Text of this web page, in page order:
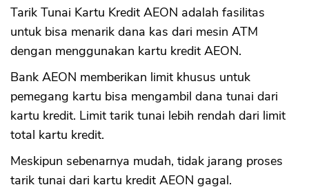
Tarik Tunai Kartu Kredit AEON adalah fasilitas
untuk bisa menarik dana kas dari mesin ATM
dengan menggunakan kartu kredit AEON.
Bank AEON memberikan limit khusus untuk
pemegang kartu bisa mengambil dana tunai dari
kartu kredit. Limit tarik tunai lebih rendah dari limit
total kartu kredit.
Meskipun sebenarnya mudah, tidak jarang proses
tarik tunai dari kartu kredit AEON gagal.